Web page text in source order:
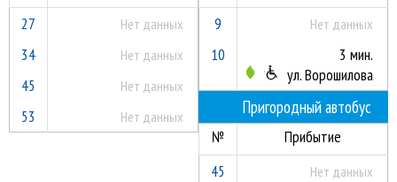
27
Нет данных
34 Нет данных
45 Нет данных
53 Нет данных
9
Нет данных
10
3 мин.
ул. Ворошилова
Пригородный автобус
№
Прибытие
45
Нет данных